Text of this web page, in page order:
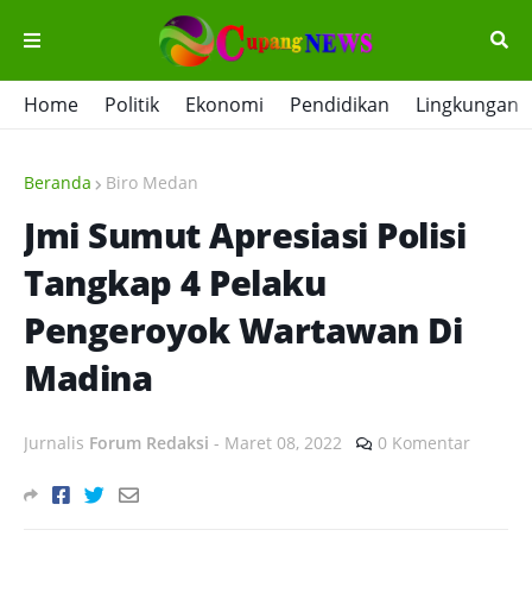
Home Politik Ekonomi Pendidikan Lingkungan
Beranda Biro Medan
Jmi Sumut Apresiasi Polisi
Tangkap 4 Pelaku
Pengeroyok Wartawan Di
Madina
Jurnalis Forum Redaksi - Maret 08, 2022 0 Komentar